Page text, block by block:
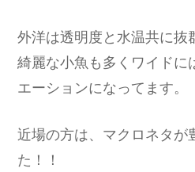
外洋は透明度と水温共に抜
綺麗な小魚も多くワイドに
エーションになってます。
近場の方は、マクロネタが
た！！